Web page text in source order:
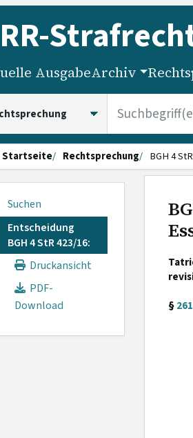
HRR-
AusgabeArchiv
Rechtsprechung BGH 4
Suchen
Entscheidung
BGH 4 StR 423/16:
Druckansicht
PDF-
Download
§261